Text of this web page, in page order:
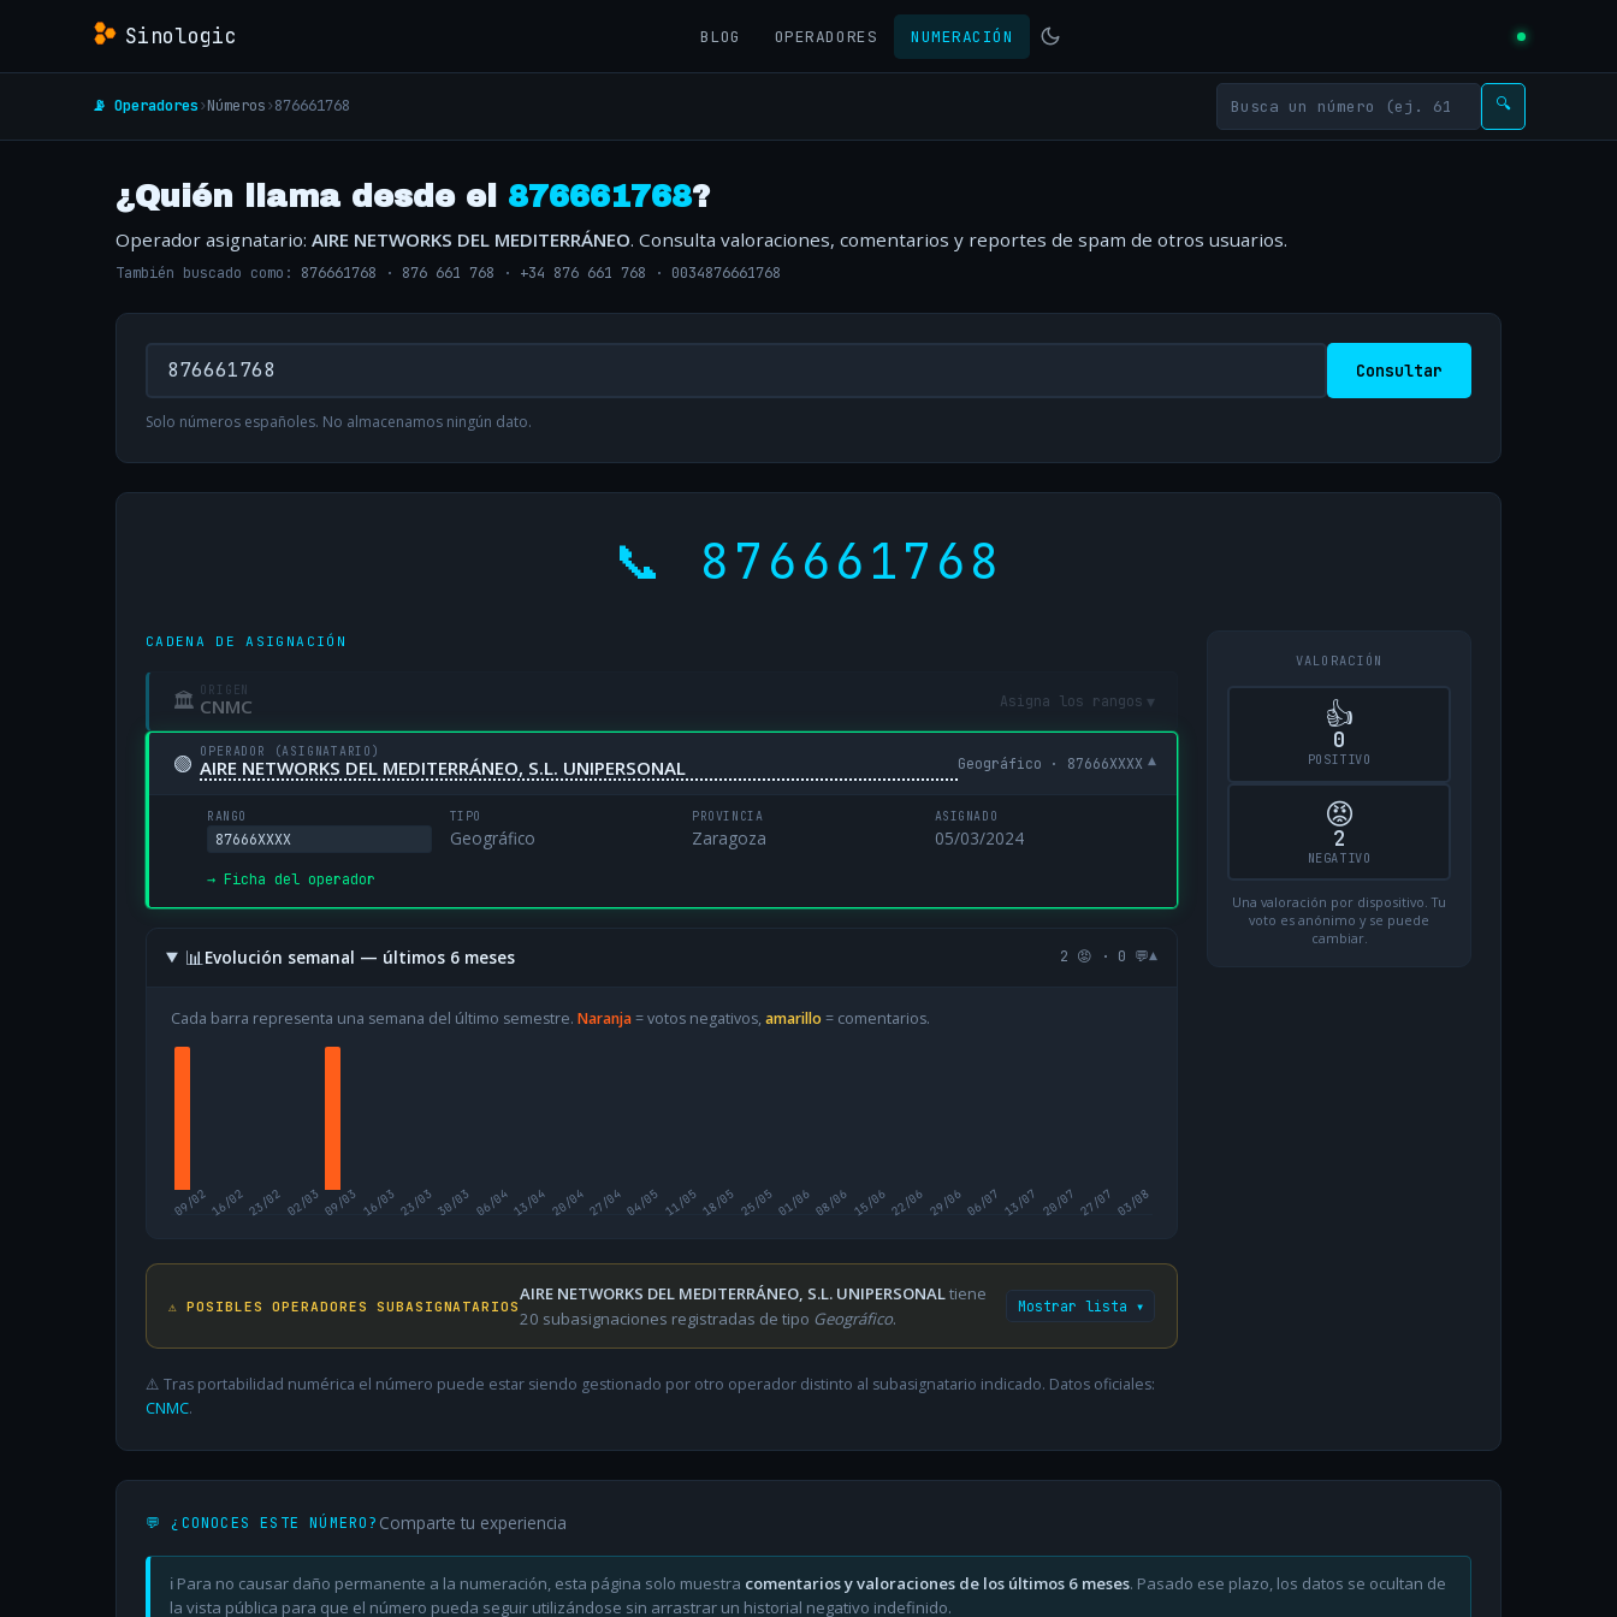
Sinologic BLOG OPERADORES NUMERACIÓN
📡 Operadores›Números›876661768 🔍
¿Quién llama desde el 876661768?
Operador asignatario: AIRE NETWORKS DEL MEDITERRÁNEO. Consulta valoraciones, comentarios y reportes de spam de otros usuarios.
También buscado como: 876661768 · 876 661 768 · +34 876 661 768 · 0034876661768
Consultar
Solo números españoles. No almacenamos ningún dato.
📞 876661768
CADENA DE ASIGNACIÓN
🏛 ORIGEN
CNMC Asigna los rangos ▾
🟢 OPERADOR (ASIGNATARIO)
AIRE NETWORKS DEL MEDITERRÁNEO, S.L. UNIPERSONAL Geográfico · 87666XXXX ▾
RANGO
87666XXXX
TIPO
Geográfico
PROVINCIA
Zaragoza
ASIGNADO
05/03/2024
→ Ficha del operador
📊Evolución semanal — últimos 6 meses 2 😡 · 0 💬▾
Cada barra representa una semana del último semestre. Naranja= votos negativos, amarillo = comentarios.
09/0216/0223/02 02/03 09/03 16/03 23/03 30/03 06/0413/04 20/0427/0404/05 11/0518/05 25/0501/0608/06 15/0622/06 29/0606/07 13/07 20/07 27/07 03/08
⚠️ POSIBLES OPERADORES SUBASIGNATARIOS
AIRE NETWORKS DEL MEDITERRÁNEO, S.L. UNIPERSONALtiene
20 subasignaciones registradas de tipo Geográfico.
Mostrar lista ▾
⚠️ Tras portabilidad numérica el número puede estar siendo gestionado por otro operador distinto al subasignatario indicado. Datos oficiales:
CNMC.
VALORACIÓN
👍
0
POSITIVO
😡
2
NEGATIVO
Una valoración por dispositivo. Tu
voto es anónimo y se puede
cambiar.
💬 ¿CONOCES ESTE NÚMERO? Comparte tu experiencia
ℹ️ Para no causar daño permanente a la numeración, esta página solo muestra comentarios y valoraciones de los últimos 6 meses. Pasado ese plazo, los datos se ocultan de
la vista pública para que el número pueda seguir utilizándose sin arrastrar un historial negativo indefinido.